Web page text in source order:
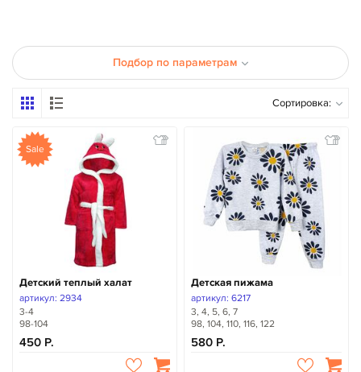
Подбор по параметрам
Сортировка:
Sale
Детский теплый халат
артикул: 2934
3-4
98-104
450
Детская пижама
артикул: 6217
3, 4, 5, 6, 7
98, 104, 110, 116, 122
580